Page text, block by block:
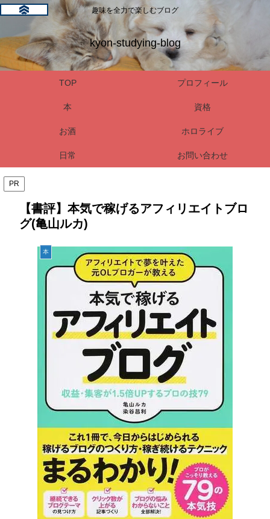
趣味を全力で楽しむブログ
kyon-studying-blog
TOP プロフィール
本 資格
お酒 ホロライブ
日常 お問い合わせ
PR
【書評】本気で稼げるアフィリエイトブロ
グ(亀山ルカ)
本